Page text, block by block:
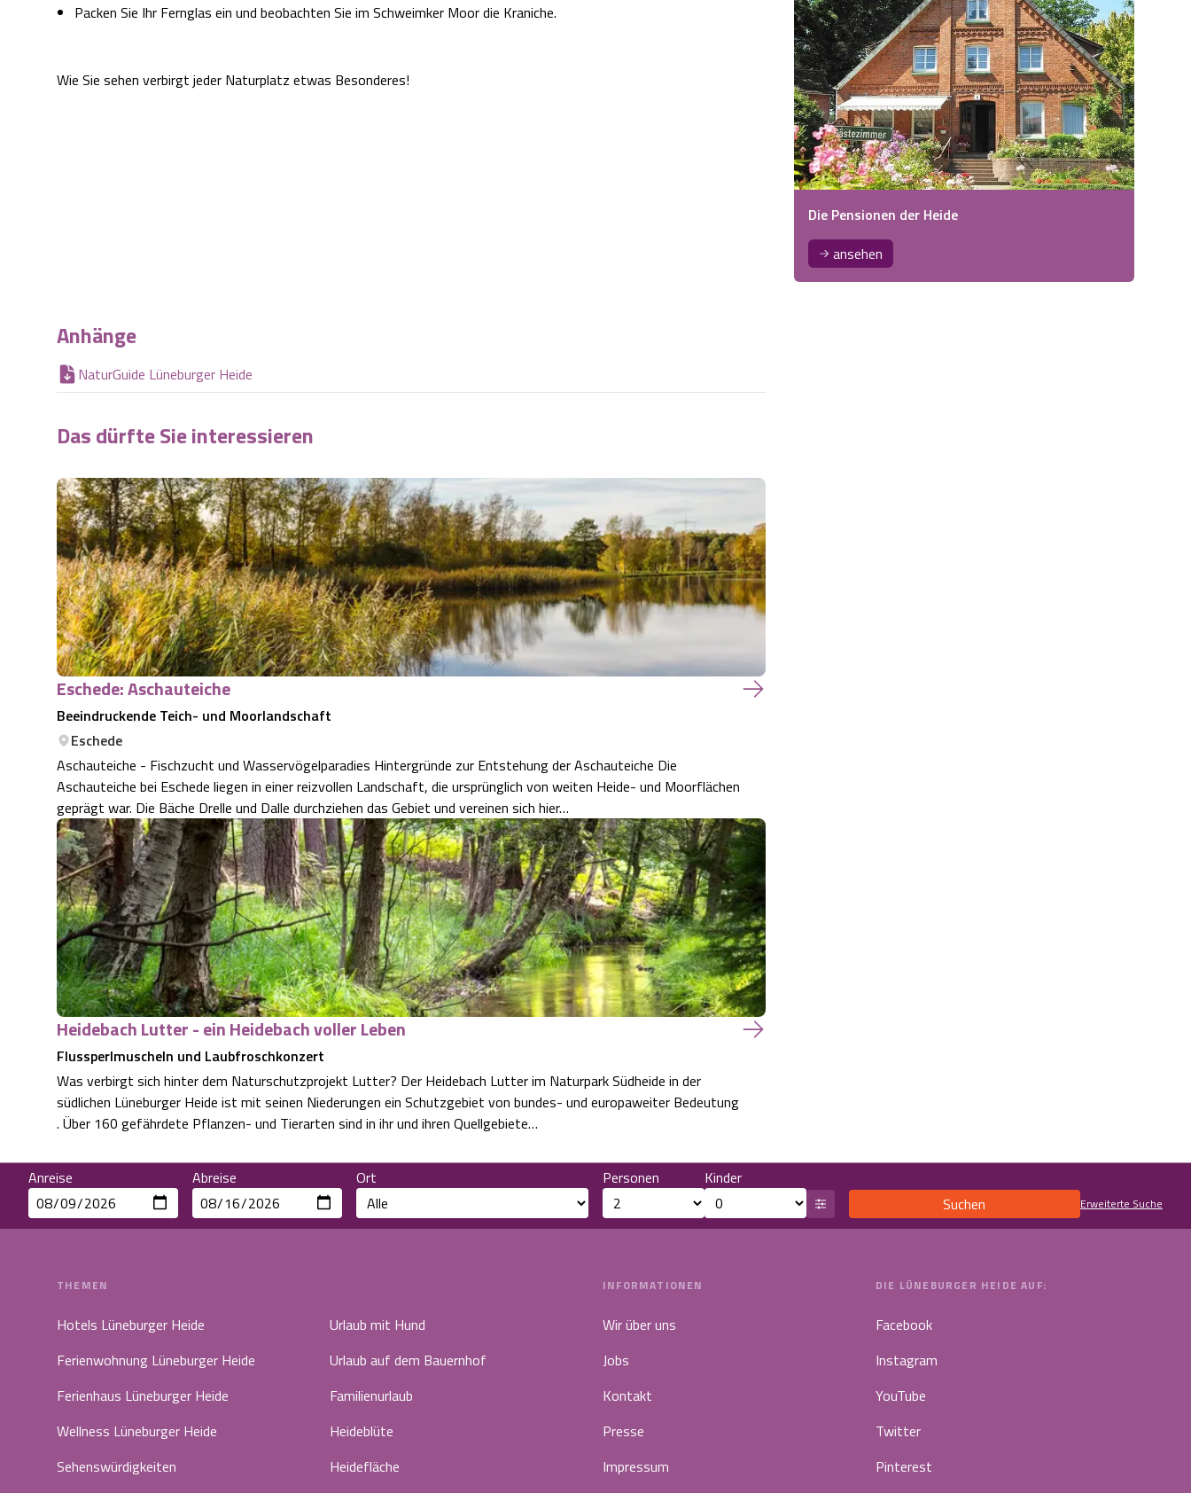
Packen Sie Ihr Fernglas ein und beobachten Sie im Schweimker Moor die Kraniche.
Wie Sie sehen verbirgt jeder Naturplatz etwas Besonderes!
Anhänge
NaturGuide Lüneburger Heide
Das dürfte Sie interessieren
Eschede: Aschauteiche
Beeindruckende Teich- und Moorlandschaft
Eschede
Aschauteiche - Fischzucht und Wasservögelparadies Hintergründe zur Entstehung der Aschauteiche Die
Aschauteiche bei Eschede liegen in einer reizvollen Landschaft, die ursprünglich von weiten Heide- und Moorflächen
geprägt war. Die Bäche Drelle und Dalle durchziehen das Gebiet und vereinen sich hier…
Heidebach Lutter - ein Heidebach voller Leben
Flussperlmuscheln und Laubfroschkonzert
Was verbirgt sich hinter dem Naturschutzprojekt Lutter? Der Heidebach Lutter im Naturpark Südheide in der
südlichen Lüneburger Heide ist mit seinen Niederungen ein Schutzgebiet von bundes- und europaweiter Bedeutung
. Über 160 gefährdete Pflanzen- und Tierarten sind in ihr und ihren Quellgebiete…
Die Pensionen der Heide
ansehen
Anreise Abreise Ort Personen
Kinder
Suchen
Erweiterte Suche
THEMEN
Hotels Lüneburger Heide
Ferienwohnung Lüneburger Heide
Ferienhaus Lüneburger Heide
Wellness Lüneburger Heide
Sehenswürdigkeiten
Urlaub mit Hund
Urlaub auf dem Bauernhof
Familienurlaub
Heideblüte
Heidefläche
INFORMATIONEN
Wir über uns
Jobs
Kontakt
Presse
Impressum
DIE LÜNEBURGER HEIDE AUF:
Facebook
Instagram
YouTube
Twitter
Pinterest